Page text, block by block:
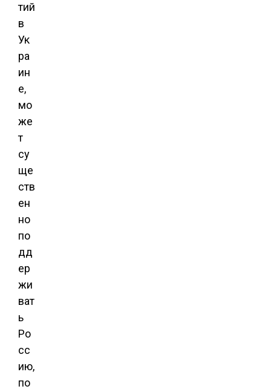
тий
в
Ук
ра
ин
е,
мо
же
т
су
ще
ств
ен
но
по
дд
ер
жи
ват
ь
Ро
сс
ию,
по